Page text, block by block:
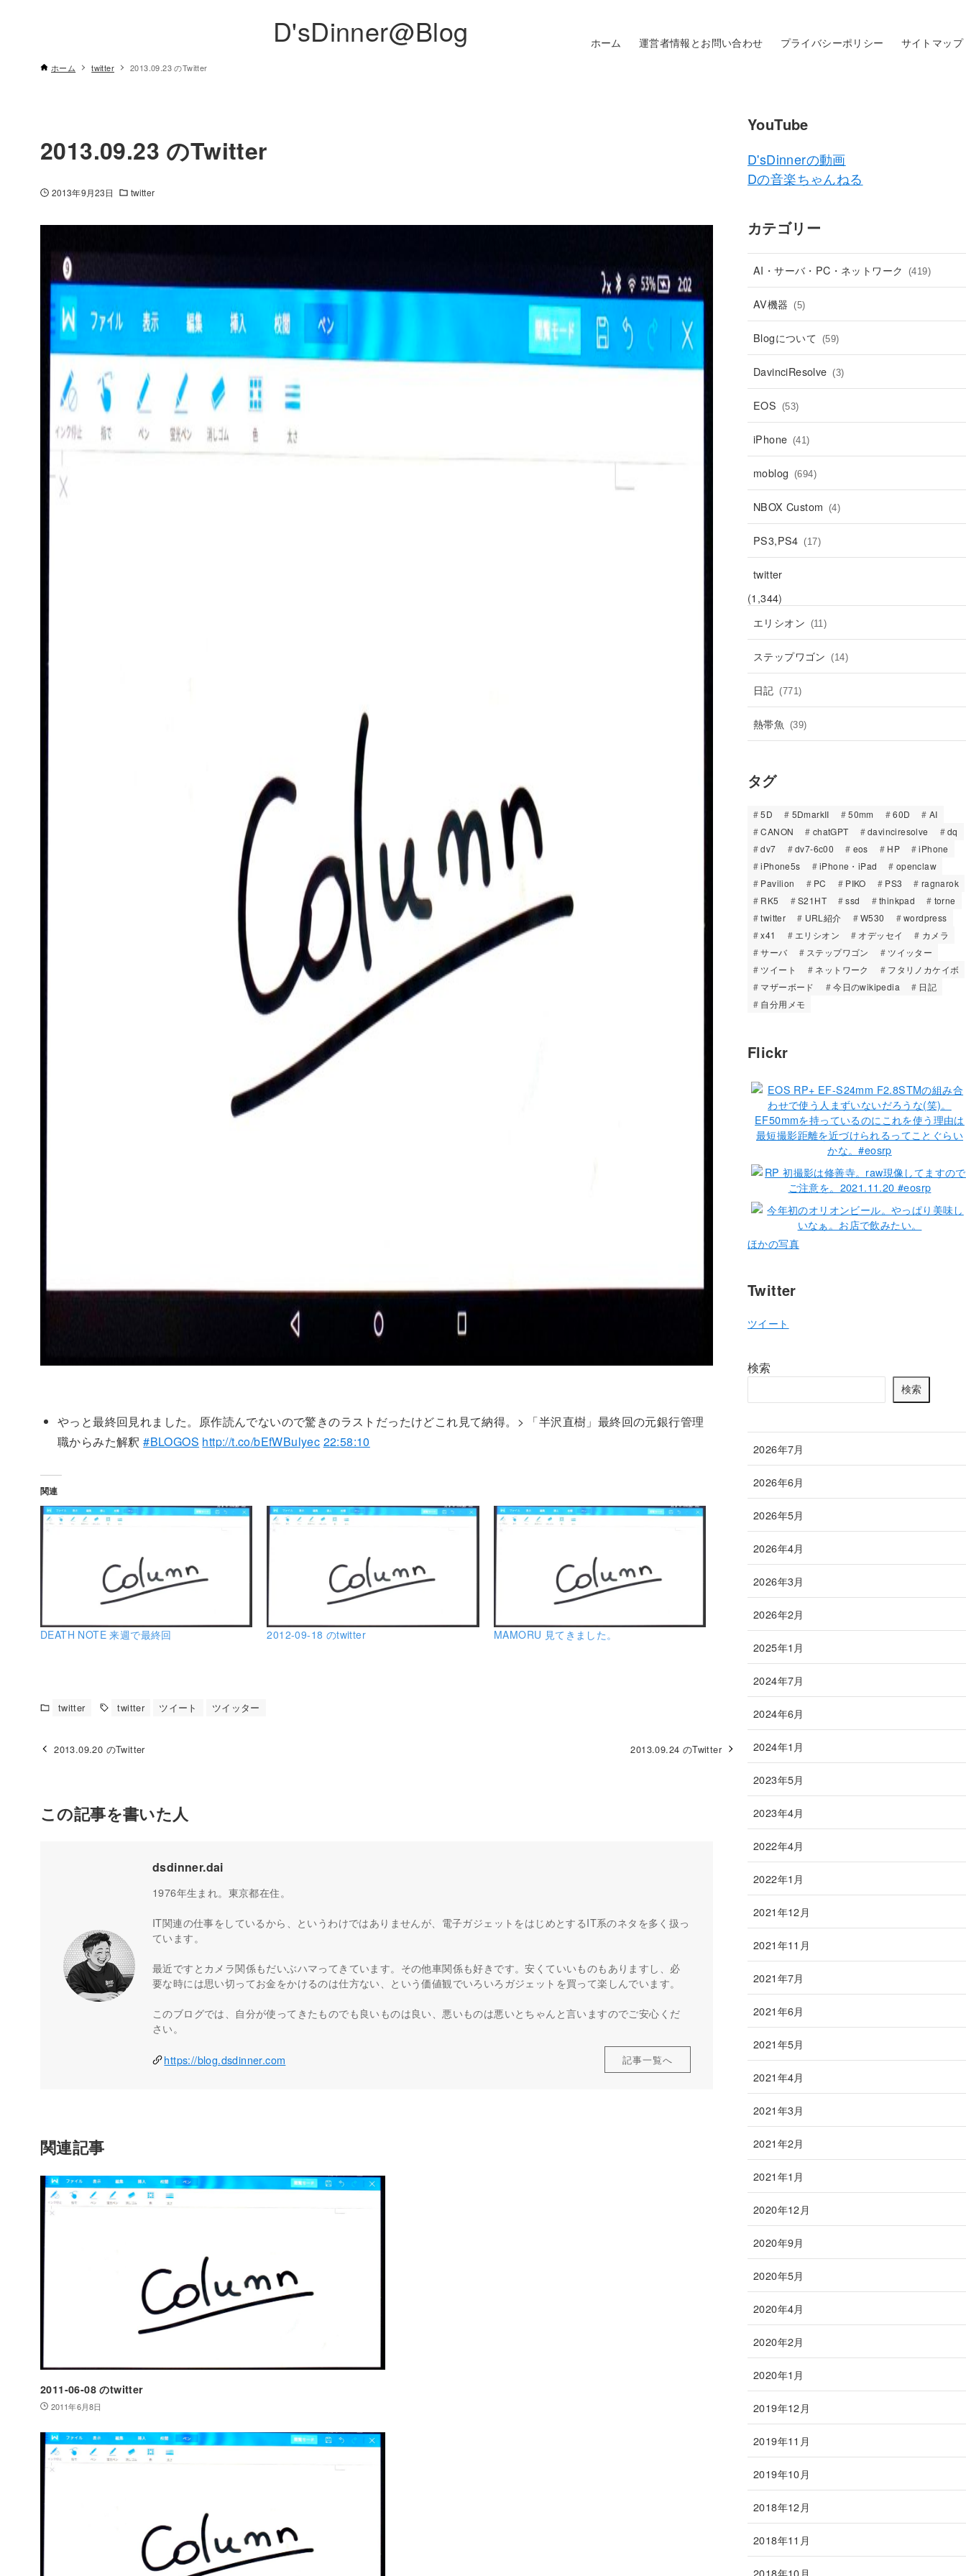
D'sDinner@Blog ホーム 運営者情報とお問い合わせ プライバシーポリシー サイトマップ
ホーム twitter 2013.09.23 のTwitter
2013.09.23 のTwitter
2013年9月23日 twitter
やっと最終回見れました。原作読んでないので驚きのラストだったけどこれ見て納得。> 「半沢直樹」最終回の元銀行管理
職からみた解釈#BLOGOS http://t.co/bEfWBulyec 22:58:10
関連
DEATH NOTE 来週で最終回 2012-09-18 のtwitter MAMORU 見てきました。
twitter twitter ツイート ツイッター
2013.09.20 のTwitter 2013.09.24 のTwitter
この記事を書いた人
dsdinner.dai
1976年生まれ。東京都在住。
IT関連の仕事をしているから、というわけではありませんが、電子ガジェットをはじめとするIT系のネタを多く扱っ
ています。
最近ですとカメラ関係もだいぶハマってきています。その他車関係も好きです。安くていいものもありますし、必
要な時には思い切ってお金をかけるのは仕方ない、という価値観でいろいろガジェットを買って楽しんでいます。
このブログでは、自分が使ってきたものでも良いものは良い、悪いものは悪いとちゃんと言いますのでご安心くだ
さい。
https://blog.dsdinner.com 記事一覧へ
関連記事
2011-06-08 のtwitter
2011年6月8日
YouTube
D'sDinnerの動画
Dの音楽ちゃんねる
カテゴリー
AI・サーバ・PC・ネットワーク (419)
AV機器 (5)
Blogについて (59)
DavinciResolve (3)
EOS (53)
iPhone (41)
moblog (694)
NBOX Custom (4)
PS3,PS4 (17)
twitter
(1,344)
エリシオン (11)
ステップワゴン (14)
日記 (771)
熱帯魚 (39)
タグ
5D 5DmarkII 50mm 60D
AI
CANON
chatGPT davinciresolve
dq
dv7
dv7-6c00 eos HP
iPhone
iPhone5s
iPhone・iPad
openclaw
Pavilion
PC PIKO PS3
ragnarok
RK5
S21HT ssd thinkpad
torne
twitter
URL紹介 W530
wordpress
x41
エリシオン オデッセイ
カメラ
サーバ
ステップワゴン
ツイッター
ツイート
ネットワーク
フタリノカケイボ
マザーボード
今日のwikipedia
日記
自分用メモ
Flickr
ほかの写真
Twitter
ツイート
検索
検索
2026年7月
2026年6月
2026年5月
2026年4月
2026年3月
2026年2月
2025年1月
2024年7月
2024年6月
2024年1月
2023年5月
2023年4月
2022年4月
2022年1月
2021年12月
2021年11月
2021年7月
2021年6月
2021年5月
2021年4月
2021年3月
2021年2月
2021年1月
2020年12月
2020年9月
2020年5月
2020年4月
2020年2月
2020年1月
2019年12月
2019年11月
2019年10月
2018年12月
2018年11月
2018年10月